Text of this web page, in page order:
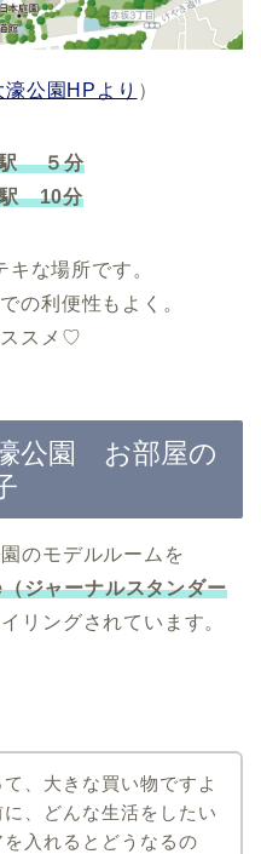
公園HPより ）
駅 ５分
駅 10分
な場所です。
の利便性もよく。
スメ♡
公園 お部屋の
のモデルルームを
ジャーナルスタンダー
リングされています。
、大きな買い物ですよ
、どんな生活をしたい
入れるとどうなるの